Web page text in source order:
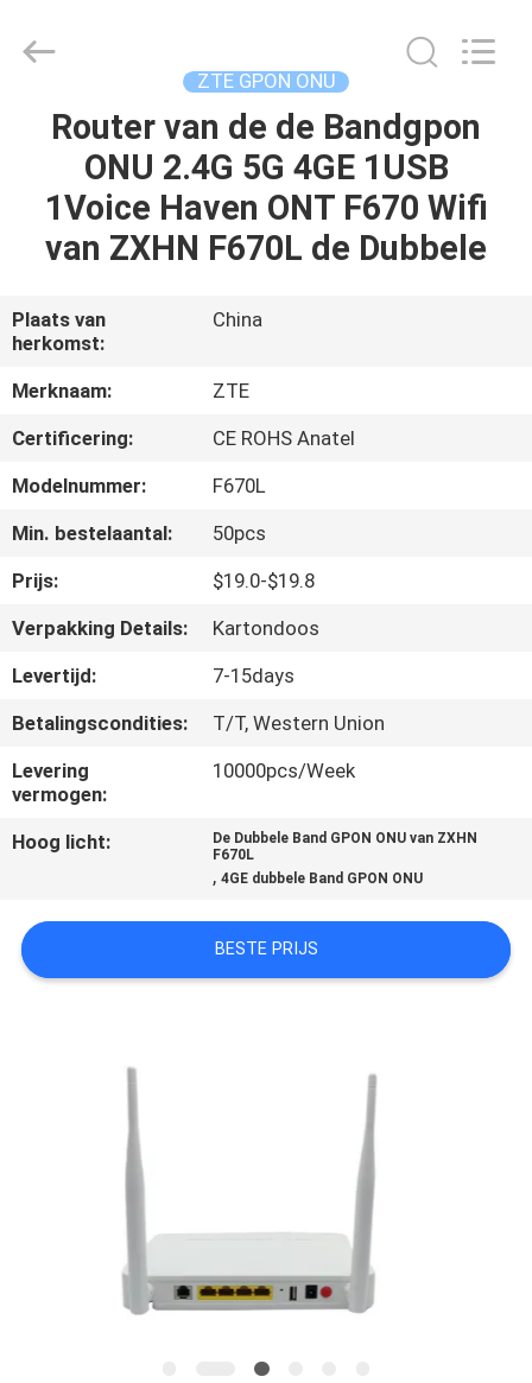
HUIS
PRODUCTEN
ONS
FABRIEKSREIS
KWALITEITSCONTROLE
CONTACTEER
ONS
VERZOEK
EEN
CITAAT
SITEMAP
PRIVACY
POLICY
LIMITED.
ZTE GPON ONU
Router van de de Bandgpon
ONU 2.4G 5G 4GE 1USB
1Voice Haven ONT F670 Wifi
van ZXHN F670L de Dubbele
Plaats van
herkomst:
China
Merknaam:
ZTE
Certificering:
CE ROHS Anatel
Modelnummer:
F670L
Min. bestelaantal:
50pcs
Prijs:
$19.0-$19.8
Verpakking Details:
Kartondoos
Levertijd:
7-15days
Betalingscondities:
T/T, Western Union
Levering
vermogen:
10000pcs/Week
Hoog licht:
De Dubbele Band GPON ONU van ZXHN
F670L
,4GE dubbele Band GPON ONU
BESTE PRIJS